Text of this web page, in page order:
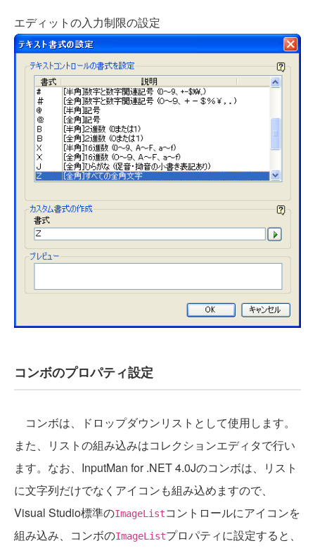
エディットの入力制限の設定
コンボのプロパティ設定
コンボは、ドロップダウンリストとして使用します。
また、リストの組み込みはコレクションエディタで行い
ます。なお、InputMan for .NET 4.0Jのコンボは、リスト
に文字列だけでなくアイコンも組み込めますので、
Visual Studio標準のImageListコントロールにアイコンを
組み込み、コンボのImageListプロパティに設定すると、